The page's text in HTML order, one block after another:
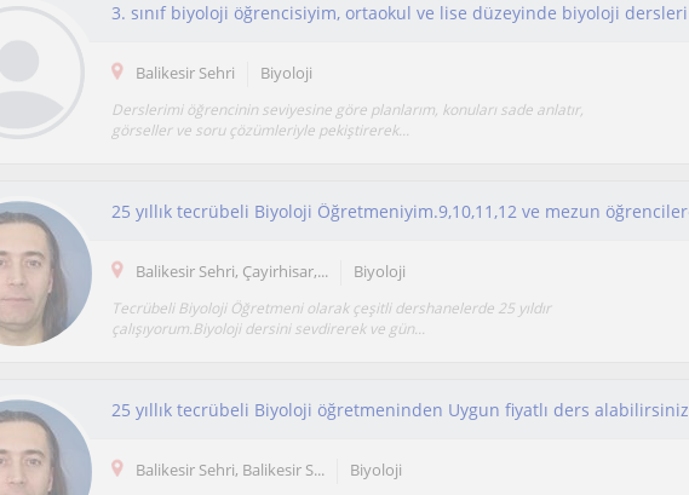
Balikesir Sehri Biyoloji
Derslerimi öğrencinin seviyesine göre planlarım, konuları sade anlatır,
görseller ve soru çözümleriyle pekiştirerek...
Balikesir Sehri, Çayirhisar,... Biyoloji
Tecrübeli Biyoloji Öğretmeni olarak çeşitli dershanelerde 25 yıldır
çalışıyorum.Biyoloji dersini sevdirerek ve gün...
25 yıllık tecrübeli Biyoloji öğretmeninden Uygun fiyatlı ders alabilirsiniz
Balikesir Sehri, Balikesir S... Biyoloji